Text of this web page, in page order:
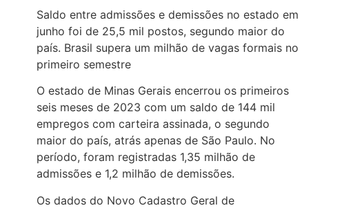
Saldo entre admissões e demissões no estado em
junho foi de 25,5 mil postos, segundo maior do
país. Brasil supera um milhão de vagas formais no
primeiro semestre
O estado de Minas Gerais encerrou os primeiros
seis meses de 2023 com um saldo de 144 mil
empregos com carteira assinada, o segundo
maior do país, atrás apenas de São Paulo. No
período, foram registradas 1,35 milhão de
admissões e 1,2 milhão de demissões.
Os dados do Novo Cadastro Geral de